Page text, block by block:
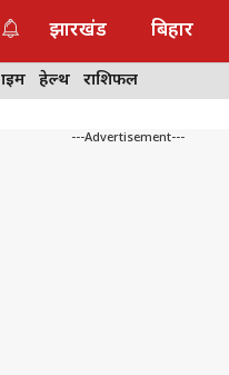
झारखंड बिहार
क्राइम हेल्थ राशिफल
---Advertisement---